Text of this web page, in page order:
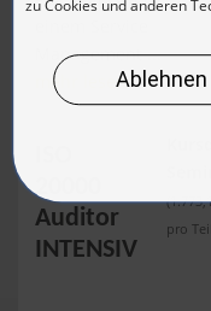
Management ...
mehr lesen
20000
Auditor
INTENSIV
pro